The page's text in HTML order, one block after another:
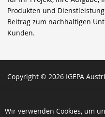
Produkten und
Beitrag zum nachhaltigen
Kunden.
Copyright © 2026 IGEPA
Wir verwenden Cookies, um